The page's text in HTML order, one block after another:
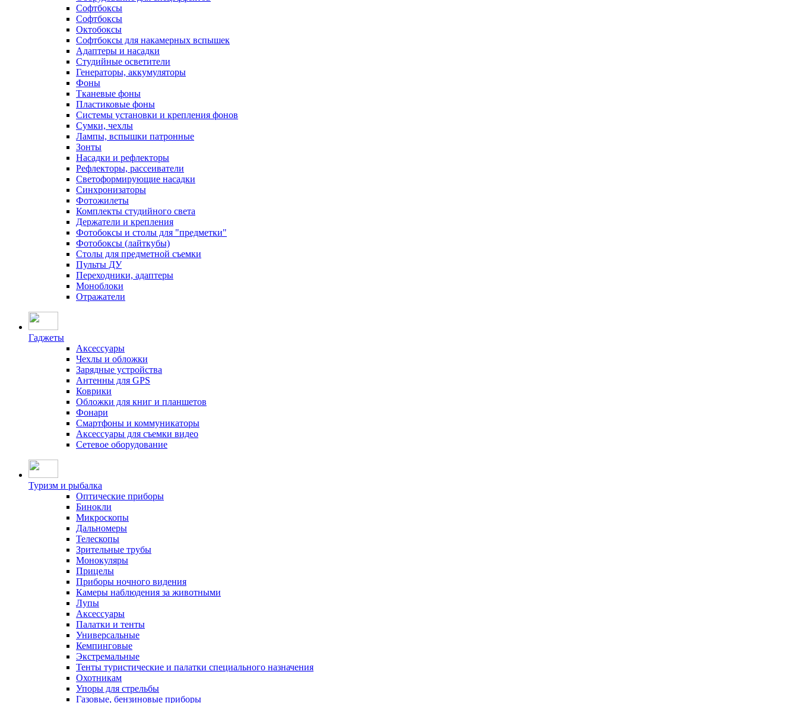
Софтбоксы
Софтбоксы
Октобоксы
Софтбоксы для накамерных вспышек
Адаптеры и насадки
Студийные осветители
Генераторы, аккумуляторы
Фоны
Тканевые фоны
Пластиковые фоны
Системы установки и крепления фонов
Сумки, чехлы
Лампы, вспышки патронные
Зонты
Насадки и рефлекторы
Рефлекторы, рассеиватели
Светоформирующие насадки
Синхронизаторы
Фотожилеты
Комплекты студийного света
Держатели и крепления
Фотобоксы и столы для "предметки"
Фотобоксы (лайткубы)
Столы для предметной съемки
Пульты ДУ
Переходники, адаптеры
Моноблоки
Отражатели
Гаджеты
Аксессуары
Чехлы и обложки
Зарядные устройства
Антенны для GPS
Коврики
Обложки для книг и планшетов
Фонари
Смартфоны и коммуникаторы
Аксессуары для съемки видео
Сетевое оборудование
Туризм и рыбалка
Оптические приборы
Бинокли
Микроскопы
Дальномеры
Телескопы
Зрительные трубы
Монокуляры
Прицелы
Приборы ночного видения
Камеры наблюдения за животными
Лупы
Аксессуары
Палатки и тенты
Универсальные
Кемпинговые
Экстремальные
Тенты туристические и палатки специального назначения
Охотникам
Упоры для стрельбы
Газовые, бензиновые приборы